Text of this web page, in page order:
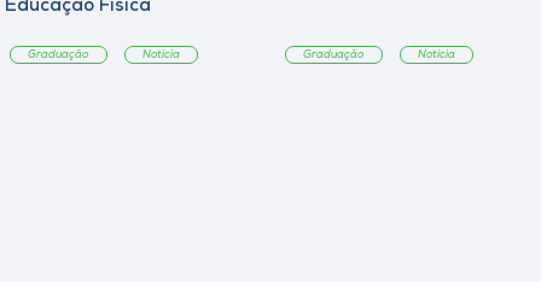
Educação Física
Graduação Notícia Graduação Notícia